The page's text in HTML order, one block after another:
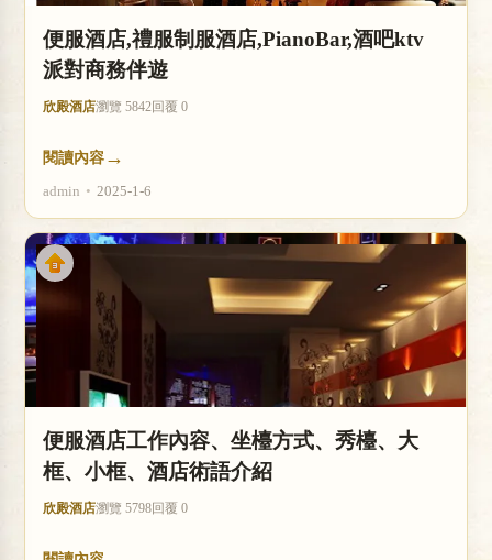
便服酒店,禮服制服酒店,PianoBar,酒吧ktv
派對商務伴遊
欣殿酒店瀏覽 5842回覆 0
閱讀內容 →
admin • 2025-1-6
便服酒店工作內容、坐檯方式、秀檯、大
框、小框、酒店術語介紹
欣殿酒店瀏覽 5798回覆 0